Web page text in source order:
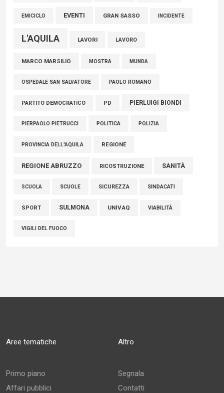
EMICICLO EVENTI GRAN SASSO INCIDENTE
L'AQUILA LAVORI LAVORO
MARCO MARSILIO MOSTRA MUNDA
OSPEDALE SAN SALVATORE PAOLO ROMANO
PARTITO DEMOCRATICO PD PIERLUIGI BIONDI
PIERPAOLO PIETRUCCI POLITICA POLIZIA
PROVINCIA DELL'AQUILA REGIONE
REGIONE ABRUZZO RICOSTRUZIONE SANITÀ
SCUOLA SCUOLE SICUREZZA SINDACATI
SPORT SULMONA UNIVAQ VIABILITÀ
VIGILI DEL FUOCO
Aree tematiche
Primo piano
Affari pubblici
Altro
Segnala
Contatti